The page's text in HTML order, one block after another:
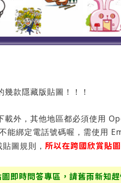
款隱藏版貼圖！！！
載外，其他地區都必須使用
能綁定電話號碼喔，需使用
圖規則， 所以在跨國欣賞貼
即時問答專區，請舊雨新知趕